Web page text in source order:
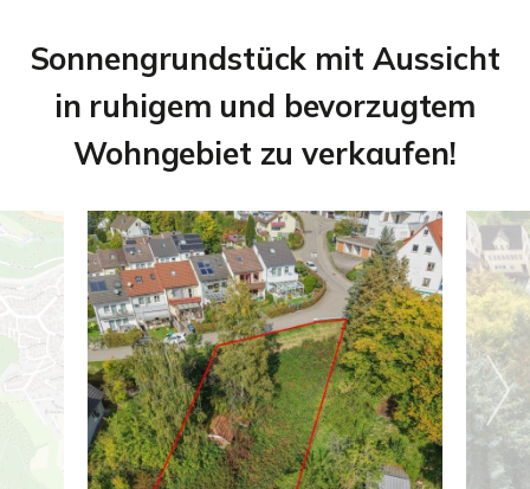
Sonnengrundstück mit Aussicht
in ruhigem und bevorzugtem
Wohngebiet zu verkaufen!